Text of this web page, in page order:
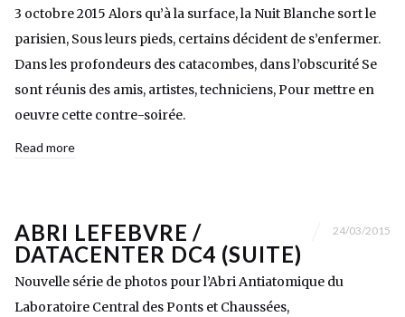
3 octobre 2015 Alors qu’à la surface, la Nuit Blanche sort le
parisien, Sous leurs pieds, certains décident de s’enfermer.
Dans les profondeurs des catacombes, dans l’obscurité Se
sont réunis des amis, artistes, techniciens, Pour mettre en
oeuvre cette contre-soirée.
Read more
ABRI LEFEBVRE /
DATACENTER DC4 (SUITE)
24/03/2015
Nouvelle série de photos pour l’Abri Antiatomique du
Laboratoire Central des Ponts et Chaussées,